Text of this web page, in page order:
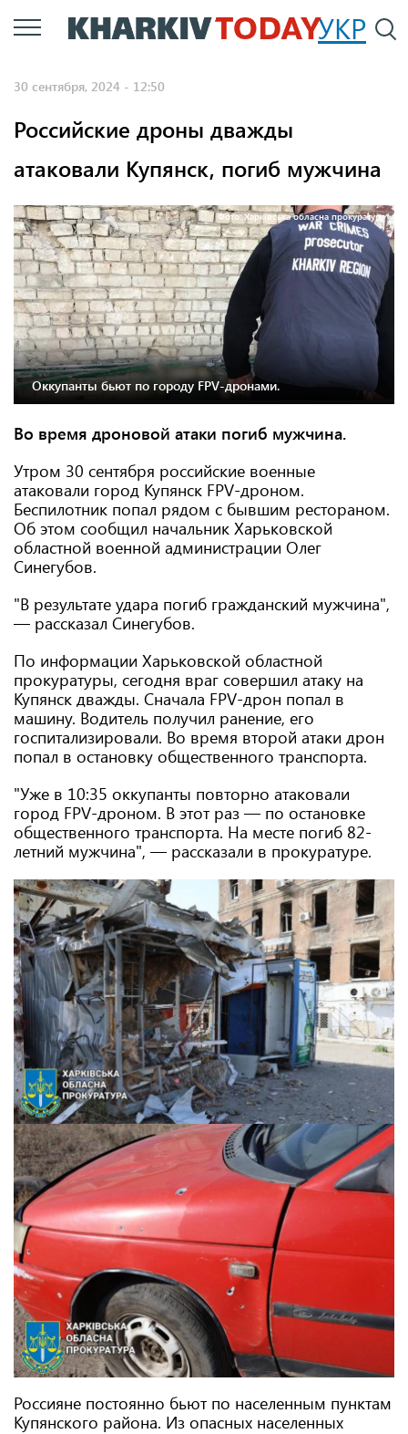
Перейти
к
УКР
30 сентября, 2024 - 12:50
Российские дроны дважды
атаковали Купянск, погиб мужчина
Фото: Харківська обласна прокуратура
Оккупанты бьют по городу FPV-дронами.
Во время дроновой атаки погиб мужчина.
Утром 30 сентября российские военные
атаковали город Купянск FPV-дроном.
Беспилотник попал рядом с бывшим рестораном.
Об этом сообщил начальник Харьковской
областной военной администрации Олег
Синегубов.
"В результате удара погиб гражданский мужчина",
— рассказал Синегубов.
По информации Харьковской областной
прокуратуры, сегодня враг совершил атаку на
Купянск дважды. Сначала FPV-дрон попал в
машину. Водитель получил ранение, его
госпитализировали. Во время второй атаки дрон
попал в остановку общественного транспорта.
"Уже в 10:35 оккупанты повторно атаковали
город FPV-дроном. В этот раз — по остановке
общественного транспорта. На месте погиб 82-
летний мужчина", — рассказали в прокуратуре.
Россияне постоянно бьют по населенным пунктам
Купянского района. Из опасных населенных